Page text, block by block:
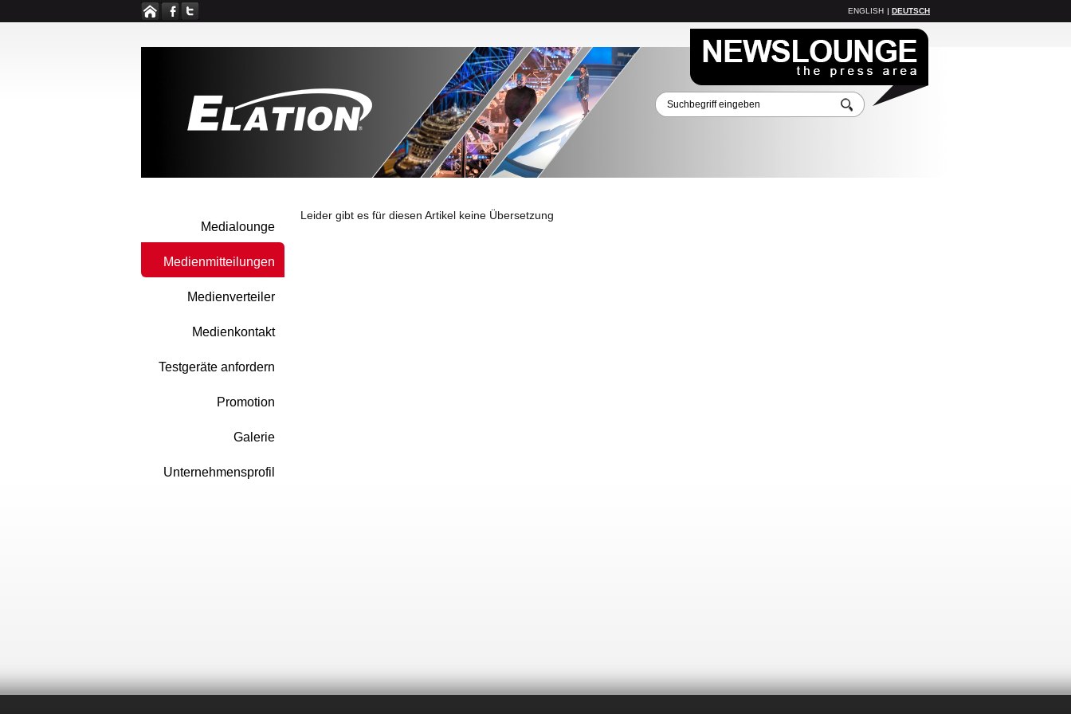
ENGLISH DEUTSCH
Medialounge
Medienmitteilungen
Medienverteiler
Medienkontakt
Testgeräte anfordern
Promotion
Galerie
Unternehmensprofil
Leider gibt es für diesen Artikel keine Übersetzung